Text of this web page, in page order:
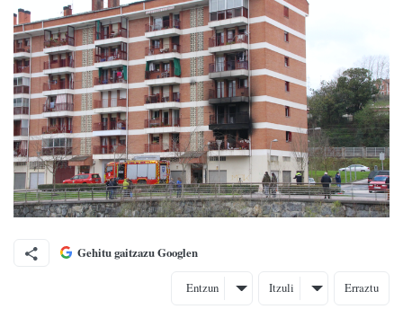
Gehitu gaitzazu Googlen
Entzun Itzuli Erraztu